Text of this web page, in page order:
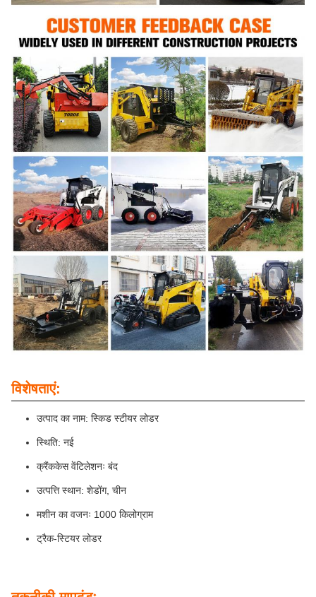
विशेषताएं:
उत्पाद का नाम: स्किड स्टीयर लोडर
स्थिति: नई
क्रैंककेस वेंटिलेशनः बंद
उत्पत्ति स्थान: शेडोंग, चीन
मशीन का वजनः 1000 किलोग्राम
ट्रैक-स्टियर लोडर